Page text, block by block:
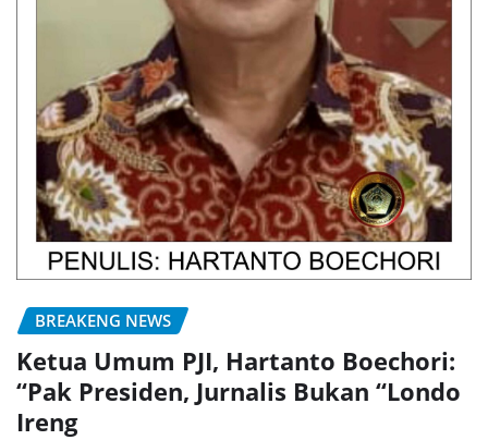
BREAKENG NEWS
Ketua Umum PJI, Hartanto Boechori:
“Pak Presiden, Jurnalis Bukan “Londo
Ireng